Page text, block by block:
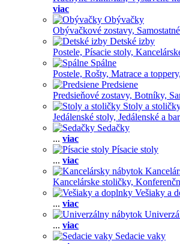
viac
Obývačky
Obývačkové zostavy,
Detské izby
Postele, Písacie stoly,
Spálne
Postele, Rošty, Matrace a toppery,
Predsiene
Predsieňové zostavy, Botníky,
Stoly a
Jedálenské stoly, Jedálenské a
Sedačky
... viac
Písacie stoly
... viac
Kancelárske stoličky,
Vešiaky a
... viac
... viac
Sedacie vaky